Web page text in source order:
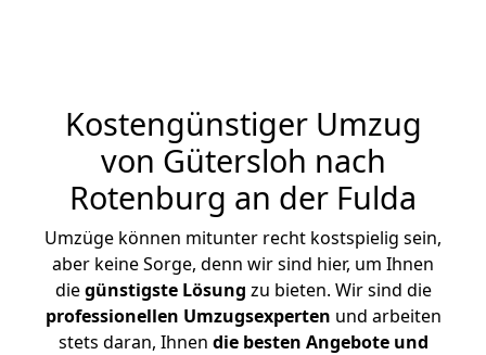
Kostengünstiger Umzug
von Gütersloh nach
Rotenburg an der Fulda
Umzüge können mitunter recht kostspielig sein,
aber keine Sorge, denn wir sind hier, um Ihnen
diegünstigste Lösung zu bieten. Wir sind die
professionellen Umzugsexperten und arbeiten
stets daran, Ihnen die besten Angebote und